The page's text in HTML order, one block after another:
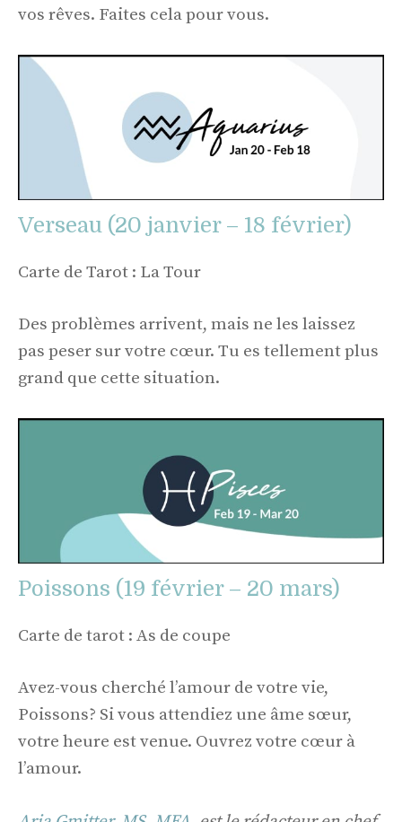
vos rêves. Faites cela pour vous.
Verseau (20 janvier – 18 février)
Carte de Tarot : La Tour
Des problèmes arrivent, mais ne les laissez
pas peser sur votre cœur. Tu es tellement plus
grand que cette situation.
Poissons (19 février – 20 mars)
Carte de tarot : As de coupe
Avez-vous cherché l’amour de votre vie,
Poissons? Si vous attendiez une âme sœur,
votre heure est venue. Ouvrez votre cœur à
l’amour.